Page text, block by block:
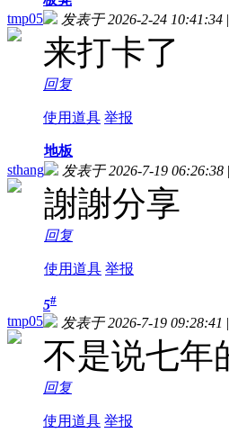
tmp05
发表于 2026-2-24 10:41:34 |
来打卡了
回复
使用道具 举报
sthang
地板
发表于 2026-7-19 06:26:38 |
謝謝分享
回复
使用道具 举报
tmp05
5#
发表于 2026-7-19 09:28:41 |
不是说七年
回复
使用道具 举报